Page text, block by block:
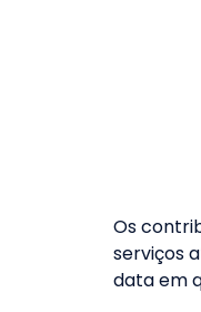
Os
serviços
data em